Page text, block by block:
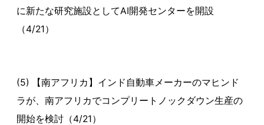
に新たな研究施設としてAI開発センターを開設
（4/21）
(5) 【南アフリカ】インド自動車メーカーのマヒンド
ラが、南アフリカでコンプリートノックダウン生産の
開始を検討（4/21）